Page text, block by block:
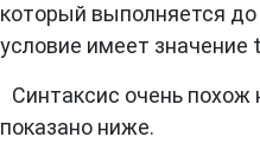
который выполняется до
условие имеет значение
Синтаксис очень похож
показано ниже.